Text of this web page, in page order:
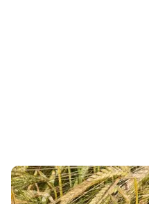
Orge de printemps :